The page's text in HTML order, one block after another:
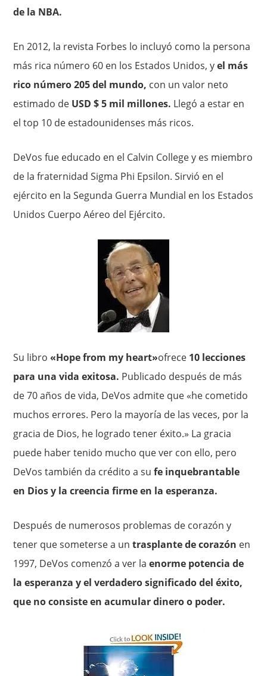
de la NBA.
En 2012, la revista Forbes lo incluyó como la persona
más rica número 60 en los Estados Unidos, yel más
rico número 205 del mundo, con un valor neto
estimado de USD $ 5 mil millones. Llegó a estar en
el top 10 de estadounidenses más ricos.
DeVos fue educado en el Calvin College y es miembro
de la fraternidad Sigma Phi Epsilon. Sirvió en el
ejército en la Segunda Guerra Mundial en los Estados
Unidos Cuerpo Aéreo del Ejército.
Su libro«Hope from my heart»ofrece 10 lecciones
para una vida exitosa. Publicado después de más
de 70 años de vida, DeVos admite que «he cometido
muchos errores. Pero la mayoría de las veces, por la
gracia de Dios, he logrado tener éxito.» La gracia
puede haber tenido mucho que ver con ello, pero
DeVos también da crédito a sufe inquebrantable
en Dios y la creencia firme en la esperanza.
Después de numerosos problemas de corazón y
tener que someterse a untrasplante de corazón en
1997, DeVos comenzó a ver laenorme potencia de
la esperanza y el verdadero significado del éxito,
que no consiste en acumular dinero o poder.